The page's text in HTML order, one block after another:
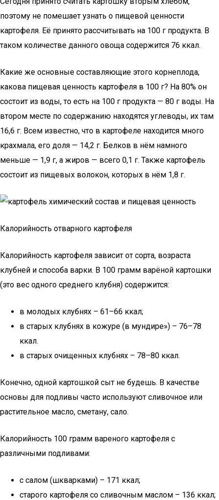
поэтому не помешает узнать о пищевой ценности
картофеля. Её принято рассчитывать на 100 г продукта. В
таком количестве данного овоща содержится 76 ккал.
Какие же основные составляющие этого корнеплода,
какова пищевая ценность картофеля в 100 г? На 80% он
состоит из воды, то есть на 100 г продукта — 80 г воды. На
втором месте по содержанию находятся углеводы, их там
16,6 г. Всем известно, что в картофеле находится много
крахмала, его доля — 14,2 г. Белков в нём намного
меньше — 1,9 г, а жиров — всего 0,1 г. Также картофель
состоит из пищевых волокон, которых в нём 1,8 г.
Калорийность отварного картофеля
Калорийность картофеля зависит от сорта, возраста
клубней и способа варки. В 100 грамм варёной картошки
(это вес одного среднего клубня) содержится:
в молодых клубнях – 61–66 ккал;
в старых клубнях в кожуре (в мундире») – 76–78
ккал.
в старых очищенных клубнях – 78–80 ккал.
Конечно, одной картошкой сыт не будешь. В качестве
основы для подливы часто используют сливочное или
растительное масло, сметану, сало.
Калорийность 100 грамм вареного картофеля с
различными подливами:
с салом (шкварками) – 171 ккал;
старого картофеля со сливочным маслом – 136 ккал;